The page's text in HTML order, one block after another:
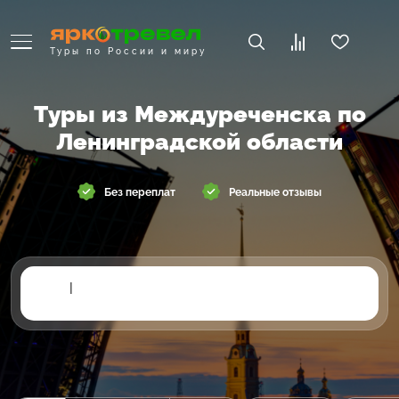
Туры по России и миру
Туры из Междуреченска по
Ленинградской области
Без переплат Реальные отзывы
|